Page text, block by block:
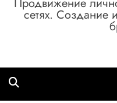
сетях. Создание